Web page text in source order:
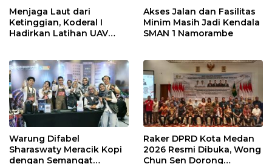
Menjaga Laut dari
Ketinggian, Koderal I
Hadirkan Latihan UAV
Akses Jalan dan Fasilitas
Minim Masih Jadi Kendala
SMAN 1 Namorambe
Warung Difabel
Sharaswaty Meracik Kopi
dengan Semangat
Raker DPRD Kota Medan
2026 Resmi Dibuka, Wong
Chun Sen Dorong